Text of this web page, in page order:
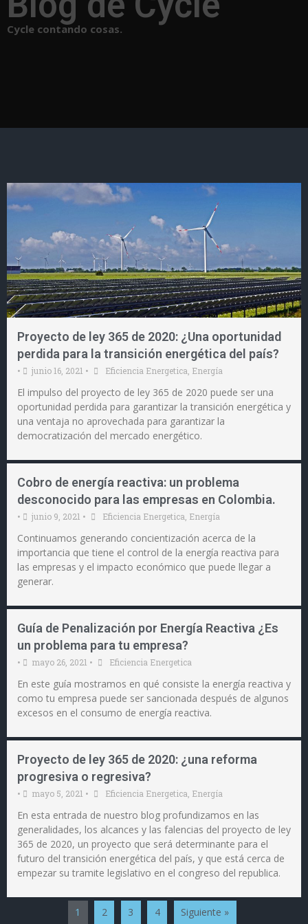
Cycle contando cosas.
Proyecto de ley 365 de 2020: ¿Una oportunidad
perdida para la transición energética del país?
• junio 16, 2021 • Eficiencia Energetica Energía
El impulso del proyecto de ley 365 de 2020 puede ser una
oportunidad perdida para garantizar la transición energética y
una ventaja no aprovechada para garantizar la
democratización del mercado energético.
Cobro de energía reactiva: un problema
desconocido para las empresas en Colombia.
• junio 9, 2021 • Eficiencia Energetica Energía
Continuamos generando concientización acerca de la
importancia que tiene el control de la energía reactiva para
las empresas y el impacto económico que puede llegar a
generar.
Guía de Penalización por Energía Reactiva ¿Es
un problema para tu empresa?
• mayo 26, 2021 • Eficiencia Energetica
En este guía mostramos en qué consiste la energía reactiva y
como tu empresa puede ser sancionada después de algunos
excesos en el consumo de energía reactiva.
Proyecto de ley 365 de 2020: ¿una reforma
progresiva o regresiva?
• mayo 5, 2021 • Eficiencia Energetica Energía
En esta entrada de nuestro blog profundizamos en las
generalidades, los alcances y las falencias del proyecto de ley
365 de 2020, un proyecto que será determinante para el
futuro del transición energética del país, y que está cerca de
empezar su tramite legislativo en el congreso del republica.
1 2 3 4 Siguiente »